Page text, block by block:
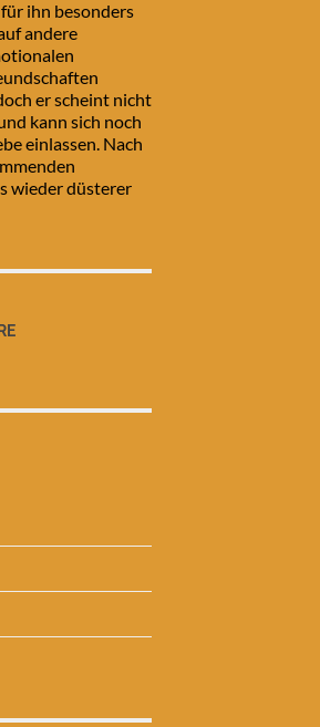
ihn besonders
andere
er scheint nicht
kann sich noch
einlassen. Nach
wieder düsterer